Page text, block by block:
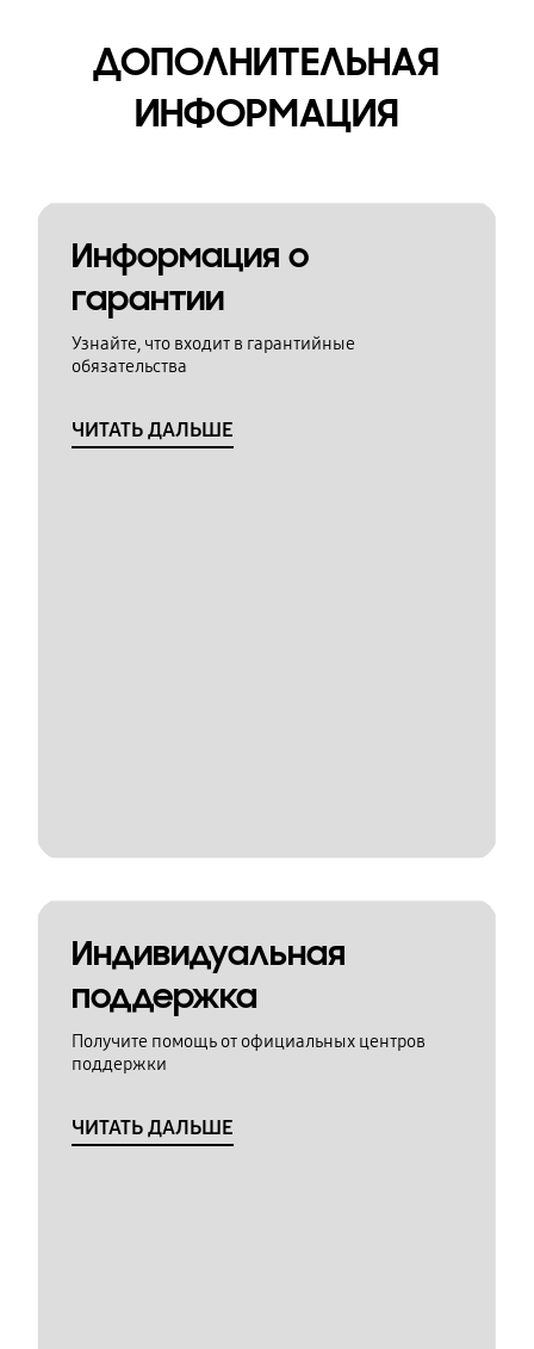
ДОПОЛНИТЕЛЬНАЯ
ИНФОРМАЦИЯ
Информация о
гарантии
Узнайте, что входит в гарантийные
обязательства
ЧИТАТЬ ДАЛЬШЕ
Индивидуальная
поддержка
Получите помощь от официальных центров
поддержки
ЧИТАТЬ ДАЛЬШЕ